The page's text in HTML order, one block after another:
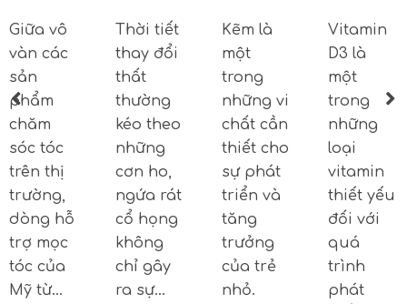
Giữa vô
vàn các
sản
phẩm
chăm
sóc tóc
trên thị
trường,
dòng hỗ
trợ mọc
tóc của
Mỹ từ…
Thời tiết
thay đổi
thất
thường
kéo theo
những
cơn ho,
ngứa rát
cổ họng
không
chỉ gây
ra sự…
Kẽm là
một
trong
những vi
chất cần
thiết cho
sự phát
triển và
tăng
trưởng
của trẻ
nhỏ.
Vitamin
D3 là
một
trong
những
loại
vitamin
thiết yếu
đối với
quá
trình
phát